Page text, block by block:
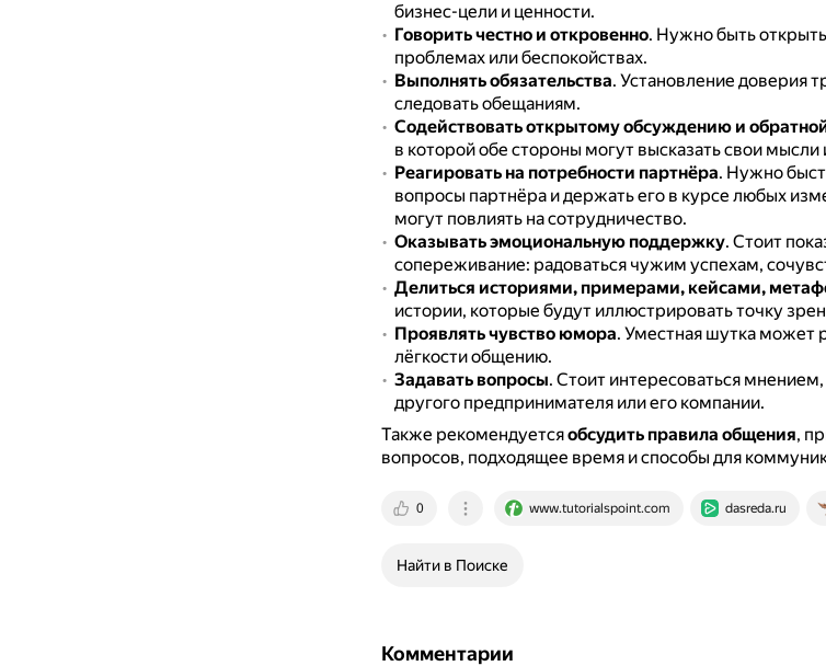
бизнес-цели и ценности.
Говорить честно и откровенно. Нужно быть
проблемах или беспокойствах.
Выполнять обязательства. Установление доверия
следовать обещаниям.
Содействовать открытому обсуждению и
в которой обе стороны могут высказать свои мысли
Реагировать на потребности партнёра. Нужно
вопросы партнёра и держать его в курсе любых
могут повлиять на сотрудничество.
Оказывать эмоциональную поддержку. Стоит
сопереживание: радоваться чужим успехам,
Делиться историями, примерами, кейсами,
истории, которые будут иллюстрировать точку
Проявлять чувство юмора. Уместная шутка может
лёгкости общению.
Задавать вопросы. Стоит интересоваться
другого предпринимателя или его компании.
Также рекомендуетсяобсудить правила общения,
вопросов, подходящее время и способы для
0 www.tutorialspoint.com dasreda.ru
Найти в Поиске
Комментарии